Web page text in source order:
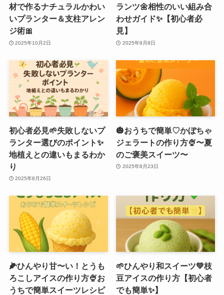
材で作るナチュラルかわい
いプランター＆支柱アレン
ジ術🎀
2025年10月2日
ランツ🌼相性のいい組み合
わせガイド✨【初心者必
見】
2025年9月8日
初心者必見🌱失敗しないプ
ランター選びのポイント✨
地植えとの違いもまるわか
り
2025年8月26日
🎃おうちで簡単♡かぼちゃ
ジェラートの作り方🍨〜夏
のご褒美スイーツ〜
2025年8月23日
🌽ひんやり甘〜い！とうも
ろこしアイスの作り方🍨お
うちで簡単スイーツレシピ
🌱ひんやり和スイーツ💚枝
豆アイスの作り方【初心者
でも簡単✨】